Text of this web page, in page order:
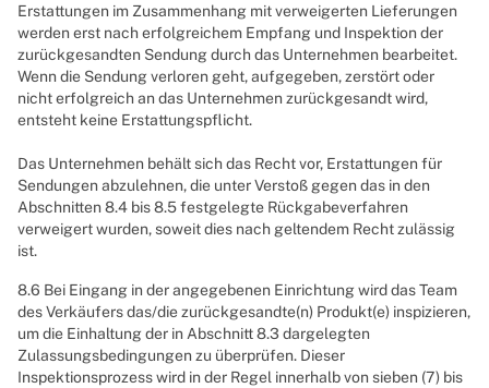
Erstattungen im Zusammenhang mit verweigerten Lieferungen
werden erst nach erfolgreichem Empfang und Inspektion der
zurückgesandten Sendung durch das Unternehmen bearbeitet.
Wenn die Sendung verloren geht, aufgegeben, zerstört oder
nicht erfolgreich an das Unternehmen zurückgesandt wird,
entsteht keine Erstattungspflicht.
Das Unternehmen behält sich das Recht vor, Erstattungen für
Sendungen abzulehnen, die unter Verstoß gegen das in den
Abschnitten 8.4 bis 8.5 festgelegte Rückgabeverfahren
verweigert wurden, soweit dies nach geltendem Recht zulässig
ist.
8.6 Bei Eingang in der angegebenen Einrichtung wird das Team
des Verkäufers das/die zurückgesandte(n) Produkt(e) inspizieren,
um die Einhaltung der in Abschnitt 8.3 dargelegten
Zulassungsbedingungen zu überprüfen. Dieser
Inspektionsprozess wird in der Regel innerhalb von sieben (7) bis